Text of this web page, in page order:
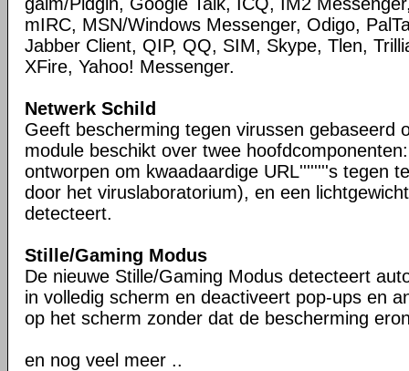
mIRC, MSN/Windows Messenger, Odigo,
Jabber Client, QIP, QQ, SIM, Skype, Tlen,
XFire, Yahoo! Messenger.
Netwerk Schild
Geeft bescherming tegen virussen gebaseerd
module beschikt over twee
ontworpen om kwaadaardige URL''''''''s tegen
door het viruslaboratorium), en een
detecteert.
Stille/Gaming Modus
De nieuwe Stille/Gaming Modus detecteert
in volledig scherm en deactiveert pop-ups en
op het scherm zonder dat de bescherming
en nog veel meer ..